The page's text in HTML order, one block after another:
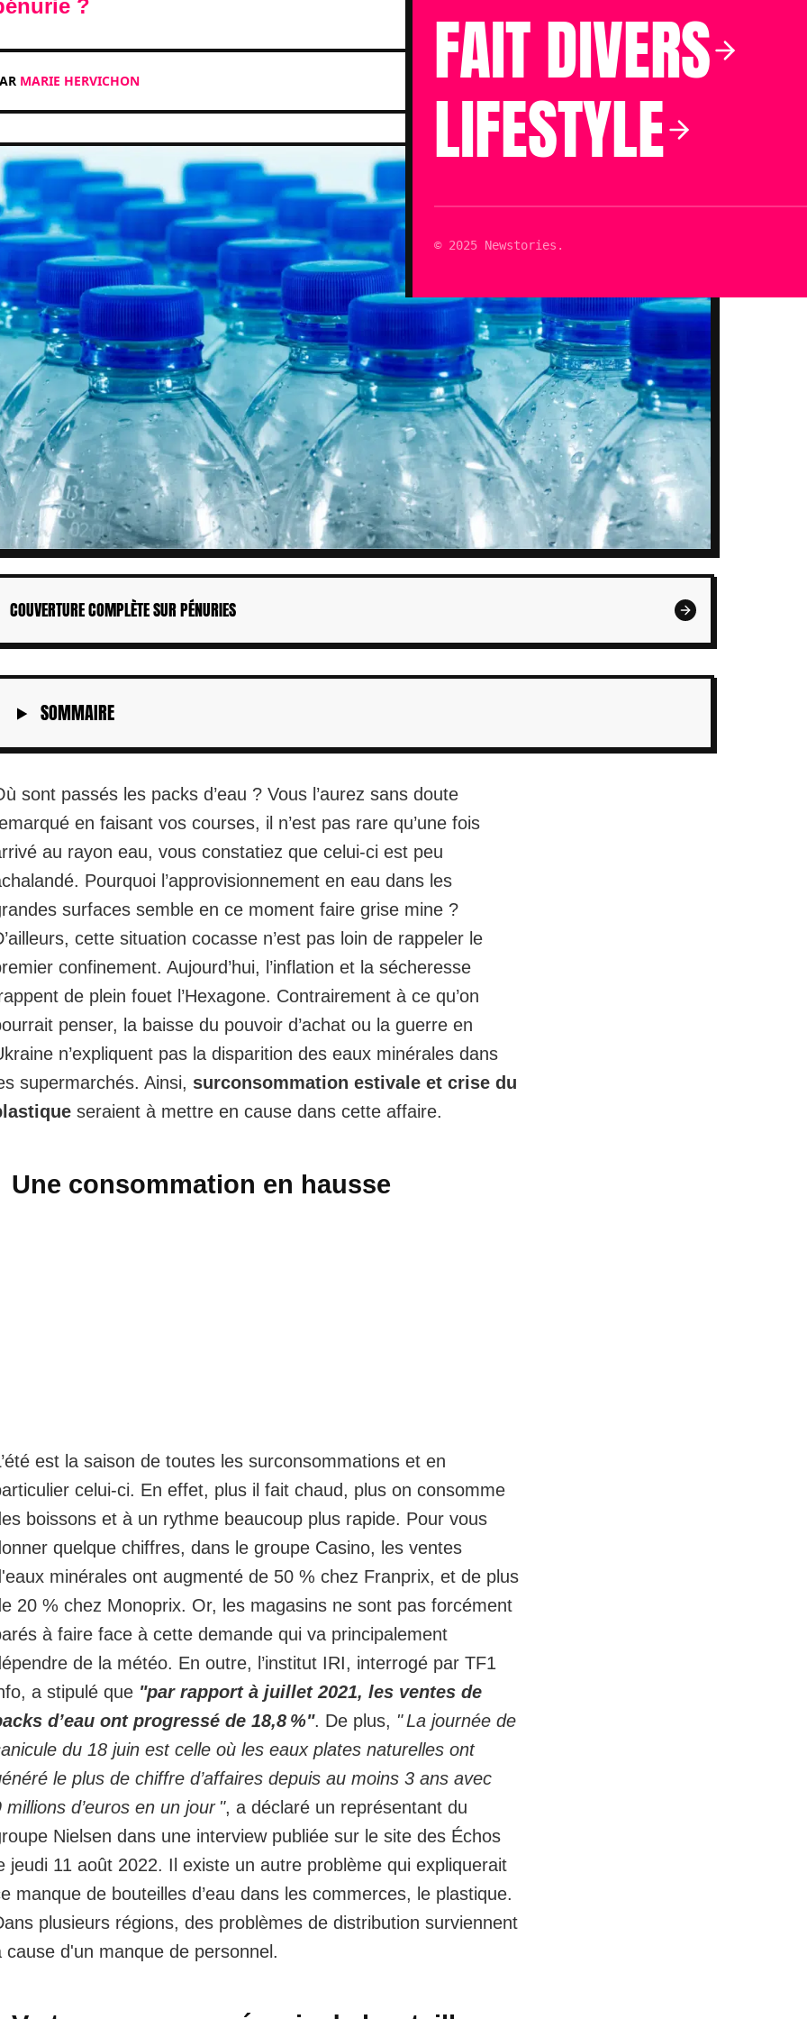
FAIT DIVERS
LIFESTYLE
© 2025 Newstories.
?
MARIE HERVICHON
Publié le 12 Août 2022 à 18h59
COUVERTURE COMPLÈTE SUR PÉNURIES
SOMMAIRE
sont passés les packs d’eau ? Vous l’aurez sans doute
en faisant vos courses, il n’est pas rare qu’une fois
au rayon eau, vous constatiez que celui-ci est peu
Pourquoi l’approvisionnement en eau dans les
surfaces semble en ce moment faire grise mine ?
cette situation cocasse n’est pas loin de rappeler le
confinement. Aujourd’hui, l’inflation et la sécheresse
de plein fouet l’Hexagone. Contrairement à ce qu’on
penser, la baisse du pouvoir d’achat ou la guerre en
n’expliquent pas la disparition des eaux minérales dans
supermarchés. Ainsi, surconsommation estivale et crise du
seraient à mettre en cause dans cette affaire.
Une consommation en hausse
est la saison de toutes les surconsommations et en
celui-ci. En effet, plus il fait chaud, plus on consomme
boissons et à un rythme beaucoup plus rapide. Pour vous
quelque chiffres, dans le groupe Casino, les ventes
minérales ont augmenté de 50 % chez Franprix, et de plus
20 % chez Monoprix. Or, les magasins ne sont pas forcément
à faire face à cette demande qui va principalement
de la météo. En outre, l’institut IRI, interrogé par TF1
a stipulé que "par rapport à juillet 2021, les ventes de
d’eau ont progressé de 18,8 %". De plus, " La journée de
du 18 juin est celle où les eaux plates naturelles ont
le plus de chiffre d’affaires depuis au moins 3 ans avec
millions d’euros en un jour ", a déclaré un représentant du
Nielsen dans une interview publiée sur le site des Échos
jeudi 11 août 2022. Il existe un autre problème qui expliquerait
manque de bouteilles d’eau dans les commerces, le plastique.
plusieurs régions, des problèmes de distribution surviennent
cause d'un manque de personnel.